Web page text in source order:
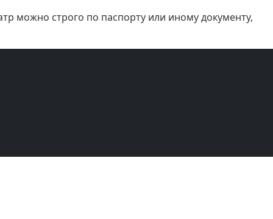
можно строго по паспорту или иному документу,